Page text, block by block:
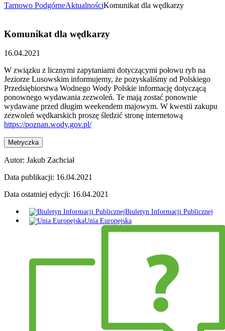
Tarnowo PodgórneAktualnościKomunikat dla wędkarzy
Komunikat dla wędkarzy
16.04.2021
W związku z licznymi zapytaniami dotyczącymi połowu ryb na
Jeziorze Lusowskim informujemy, że pozyskaliśmy od Polskiego
Przedsiębiorstwa Wodnego Wody Polskie informację dotyczącą
ponownego wydawania zezwoleń. Te mają zostać ponownie
wydawane przed długim weekendem majowym. W kwestii zakupu
zezwoleń wędkarskich proszę śledzić stronę internetową
https://poznan.wody.gov.pl/
Metryczka
Autor: Jakub Zachciał
Data publikacji: 16.04.2021
Data ostatniej edycji: 16.04.2021
Biuletyn Informacji Publicznej
Unia Europejska